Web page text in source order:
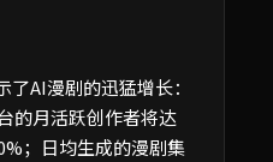
AI漫剧的迅猛增长：
的月活跃创作者将达
；日均生成的漫剧集